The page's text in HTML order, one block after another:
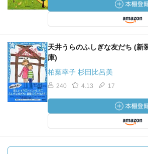
天井うらのふしぎな友だち (新
庫)
柏葉幸子 杉田比呂美
240 4.13 17